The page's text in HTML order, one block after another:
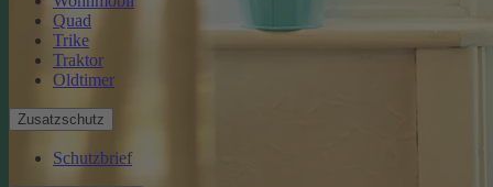
Quad
Trike
Traktor
Oldtimer
Zusatzschutz
Schutzbrief